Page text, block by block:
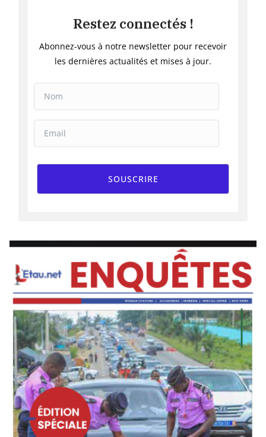
Restez connectés !
Abonnez-vous à notre newsletter pour recevoir
les dernières actualités et mises à jour.
SOUSCRIRE